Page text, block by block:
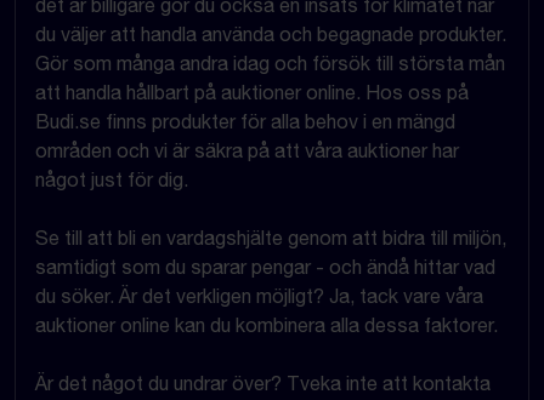
det är billigare gör du också en insats för klimatet när
du väljer att handla använda och begagnade produkter.
Gör som många andra idag och försök till största mån
att handla hållbart på auktioner online. Hos oss på
Budi.se finns produkter för alla behov i en mängd
områden och vi är säkra på att våra auktioner har
något just för dig.
Se till att bli en vardagshjälte genom att bidra till miljön,
samtidigt som du sparar pengar - och ändå hittar vad
du söker. Är det verkligen möjligt? Ja, tack vare våra
auktioner online kan du kombinera alla dessa faktorer.
Är det något du undrar över? Tveka inte att kontakta